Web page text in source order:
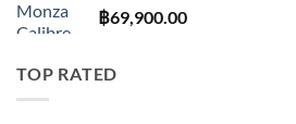
฿69,900.00
TOP RATED